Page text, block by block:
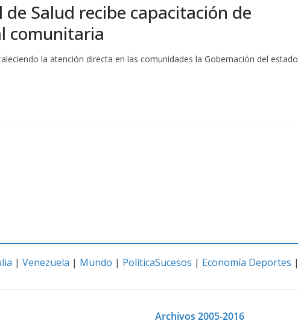
Salud recibe capacitación de
comunitaria
la atención directa en las comunidades la Gobernación del estado
| Venezuela | Mundo | PolíticaSucesos | Economía Deportes |
Archivos 2005-2016